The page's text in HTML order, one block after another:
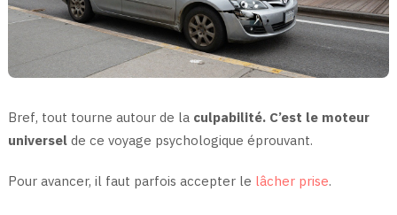
Bref, tout tourne autour de la culpabilité. C’est le moteur
universelde ce voyage psychologique éprouvant.
Pour avancer, il faut parfois accepter le lâcher prise.